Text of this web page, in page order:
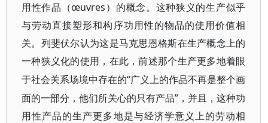
用性作品（œuvres ）的概念。这种狭义的生产似乎
与劳动直接塑形和构序功用性的物品的使用价值相
关。列斐伏尔认为这是马克思恩格斯在生产概念上的
一种狭义化的使用，在此，前述那个生产更多地着眼
于社会关系场境中存在的“广义上的作品不再是整个画
面的一部分，他们所关心的只有产品”，并且，这种功
用性产品的生产更多地是与经济学意义上的劳动相